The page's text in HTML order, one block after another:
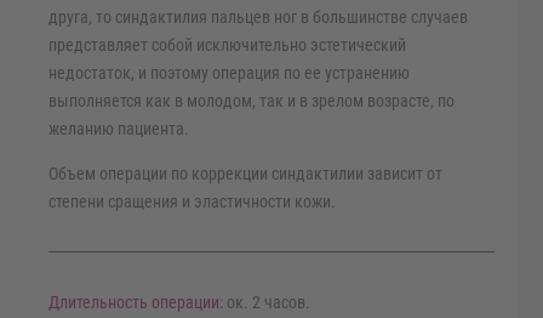
друга, то синдактилия пальцев ног в большинстве случаев
представляет собой исключительно эстетический
недостаток, и поэтому операция по ее устранению
выполняется как в молодом, так и в зрелом возрасте, по
желанию пациента.
Объем операции по коррекции синдактилии зависит от
степени сращения и эластичности кожи.
Длительность операции: ок. 2 часов.